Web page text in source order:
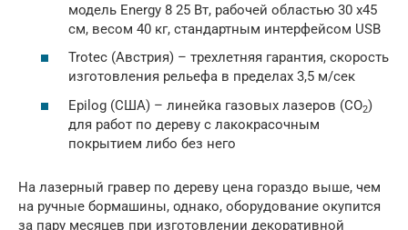
модель Energy 8 25 Вт, рабочей областью 30 х45
см, весом 40 кг, стандартным интерфейсом USB
Trotec (Австрия) – трехлетняя гарантия, скорость
изготовления рельефа в пределах 3,5 м/сек
Epilog (США) – линейка газовых лазеров (СО2)
для работ по дереву с лакокрасочным
покрытием либо без него
На лазерный гравер по дереву цена гораздо выше, чем
на ручные бормашины, однако, оборудование окупится
за пару месяцев при изготовлении декоративной